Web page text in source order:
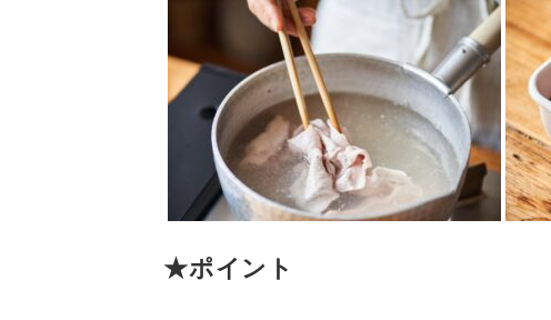
★ポイント